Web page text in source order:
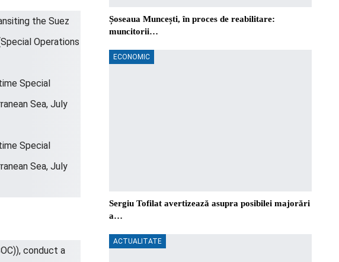
Șoseaua Muncești, în proces de reabilitare:
muncitorii…
ECONOMIC
Sergiu Tofilat avertizează asupra posibilei majorări
a…
ACTUALITATE